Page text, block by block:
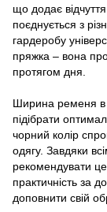
що додає
поєднується з
гардеробу
пряжка – вона
протягом дня.
Ширина ременя в
підібрати
чорний колір
одягу. Завдяки
рекомендувати
практичність за
доповнити свій